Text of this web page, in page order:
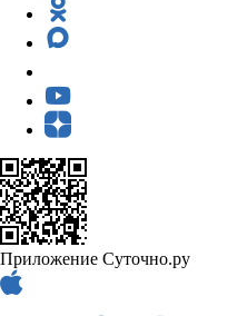
Приложение Суточно.ру